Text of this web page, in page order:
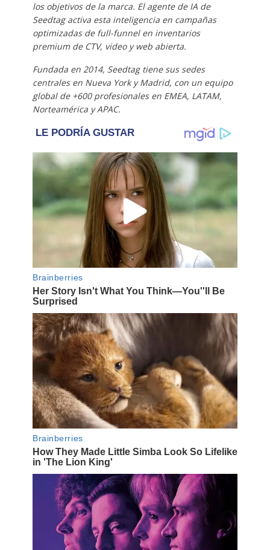
los objetivos de la marca. El agente de IA de
Seedtag activa esta inteligencia en campañas
optimizadas de full-funnel en inventarios
premium de CTV, video y web abierta.
Fundada en 2014, Seedtag tiene sus sedes
centrales en Nueva York y Madrid, con un equipo
global de +600 profesionales en EMEA, LATAM,
Norteamérica y APAC.